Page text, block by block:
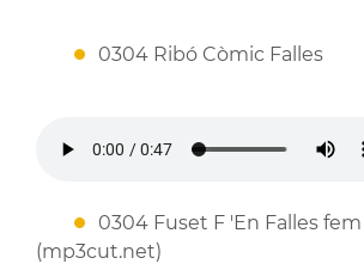
0304 Ribó Còmic Falles
0304 Fuset F 'En Falles fem
(mp3cut.net)